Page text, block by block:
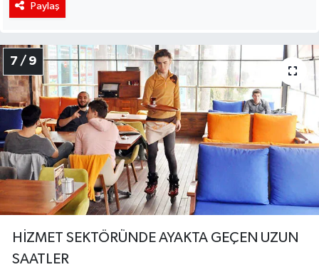
Paylaş
7 / 9
HİZMET SEKTÖRÜNDE AYAKTA GEÇEN UZUN
SAATLER